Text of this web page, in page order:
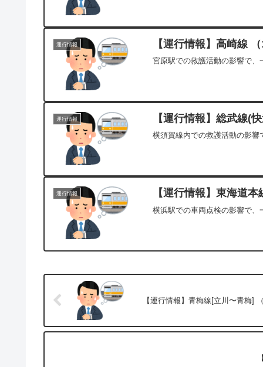
運行情報 【運行情報】高崎線
宮原駅での救護活動の影響で、
運行情報 【運行情報】総武線(
横須賀線内での救護活動の影響
運行情報 【運行情報】東海道
横浜駅での車両点検の影響で、
【運行情報】青梅線[立川〜青梅]